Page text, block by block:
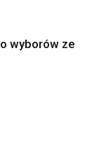
wyborów ze